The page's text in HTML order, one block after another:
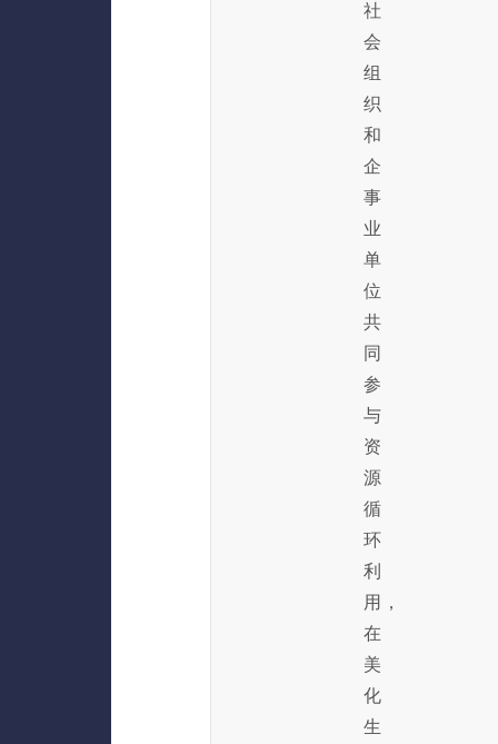
社
会
组
织
和
企
事
业
单
位
共
同
参
与
资
源
循
环
利
用，
在
美
化
生